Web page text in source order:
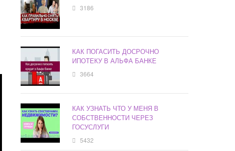
3186
КАК ПОГАСИТЬ ДОСРОЧНО
ИПОТЕКУ В АЛЬФА БАНКЕ
3664
КАК УЗНАТЬ ЧТО У МЕНЯ В
СОБСТВЕННОСТИ ЧЕРЕЗ
ГОСУСЛУГИ
5432